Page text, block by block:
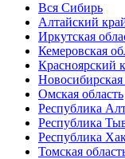
Вся Сибирь
Алтайский
Иркутская
Кемеровская
Красноярский
Новосибирская
Омская область
Республика
Республика
Республика
Томская